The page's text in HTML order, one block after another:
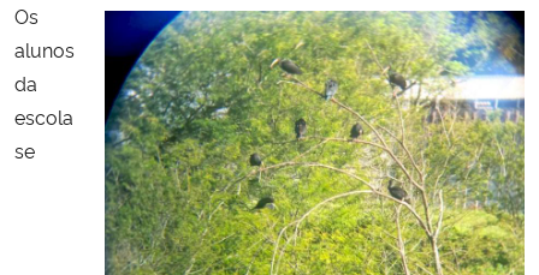
Os
alunos
da
escola
se